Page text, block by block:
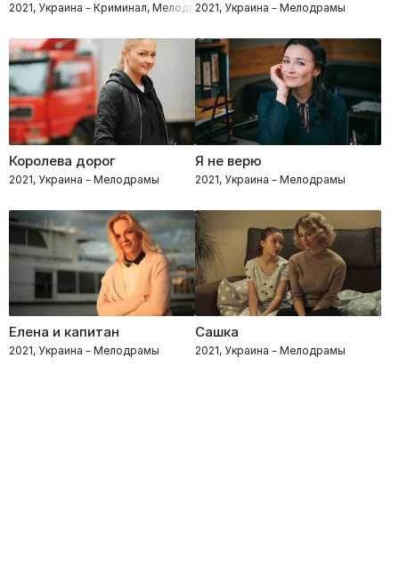
2021, Украина – Криминал, Мелодрамы, Детективы, Спортивные
2021, Украина – Мелодрамы
Королева дорог
2021, Украина – Мелодрамы
Я не верю
2021, Украина – Мелодрамы
Елена и капитан
2021, Украина – Мелодрамы
Сашка
2021, Украина – Мелодрамы